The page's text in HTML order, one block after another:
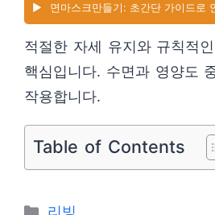
▶️ 면마스크만들기: 초간단 가이드로
적절한 자세 유지와 규칙적
핵심입니다. 수면과 영양도
작용합니다.
Table of Contents
카
리빙